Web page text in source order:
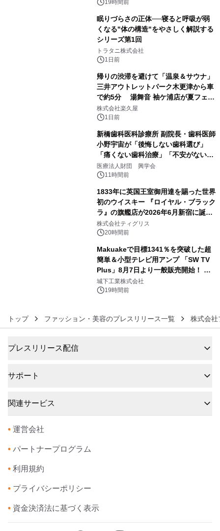
ボグッズも発売決定！
19時間前
眠りづらさの正体──寝ると呼吸が弱
くなる"体の構造"をやさしく解説する
シリーズ第1回
トラタニ株式会社
1日前
帰りの渋滞を避けて「温泉＆サウナ」
三井アウトレットパーク木更津から車
で約5分 湯舞音 袖ケ浦店が夏フェア
メニューを提供
株式会社楽久屋
1日前
新橋歯科医科診療所 副院長・歯科医師
小野宇宙が「後悔しない歯科選び」
「痛くない歯科治療」「不安がない治
療計画」をテーマに専門監修
医療法人財団 興学会
11時間前
1833年に英国王室御用達を賜った世界
初のウイスキー 『ロイヤル・ブラック
ラ』の旗艦店が2026年6月新宿に誕
生 バカルディ ジャパンと連携した
没入型バー「BAR Arca」
株式会社ティグリス
20時間前
Makuakeで目標1341％を突破した超
簡単＆小型テレビ用アンプ 「SW TV
Plus」8月7日より一般販売開始！ ケ
ーブル1本つなぐだけ、テレビの音が
ぐっと豊かに
城下工業株式会社
19時間前
トップ ファッション・美容のプレスリリース一覧 株式会社
プレスリリース配信
サポート
関連サービス
• 運営会社
• パートナープログラム
• 利用規約
• プライバシーポリシー
• 資金決済法に基づく表示